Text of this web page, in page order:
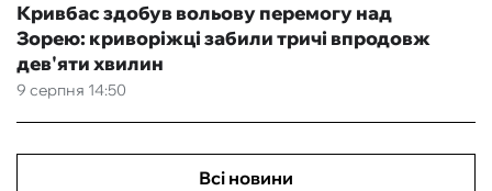
9 серпня 14:50
Кривбас здобув вольову перемогу над
Зорею: криворіжці забили тричі впродовж
дев'яти хвилин
Всі новини